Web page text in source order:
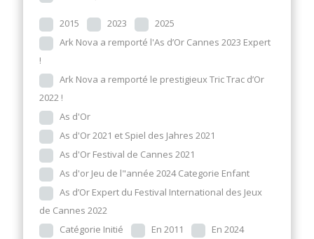
2015 2023
2025
Ark Nova a remporté l'As d’Or Cannes 2023 Expert
!
Ark Nova a remporté le prestigieux Tric Trac d’Or
2022 !
As d'Or
As d'Or 2021 et Spiel des Jahres 2021
As d'Or Festival de Cannes 2021
As d'or Jeu de l"année 2024 Categorie Enfant
As d’Or Expert du Festival International des Jeux
de Cannes 2022
Catégorie Initié
En 2011
En 2024